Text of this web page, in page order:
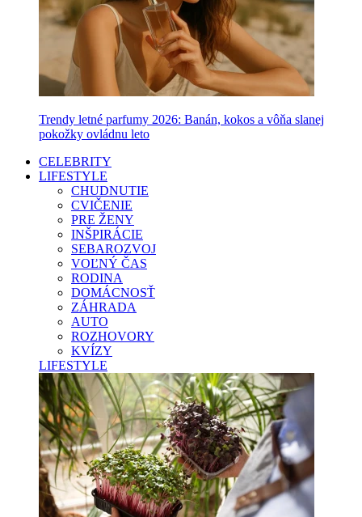
Trendy letné parfumy 2026: Banán, kokos a vôňa slanej
pokožky ovládnu leto
CELEBRITY
LIFESTYLE
CHUDNUTIE
CVIČENIE
PRE ŽENY
INŠPIRÁCIE
SEBAROZVOJ
VOĽNÝ ČAS
RODINA
DOMÁCNOSŤ
ZÁHRADA
AUTO
ROZHOVORY
KVÍZY
LIFESTYLE